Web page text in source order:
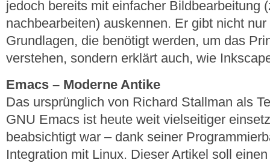
jedoch bereits mit einfacher Bildbearbeitung
nachbearbeiten) auskennen. Er gibt nicht
Grundlagen, die benötigt werden, um das
verstehen, sondern erklärt auch, wie
Emacs – Moderne Antike
Das ursprünglich von Richard Stallman als
GNU Emacs ist heute weit vielseitiger
beabsichtigt war – dank seiner
Integration mit Linux. Dieser Artikel soll